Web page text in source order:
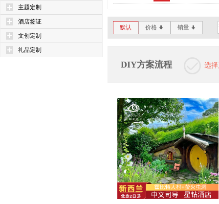
主题定制
酒店签证
文创定制
礼品定制
默认 价格 * 销量 *
DIY方案流程 选